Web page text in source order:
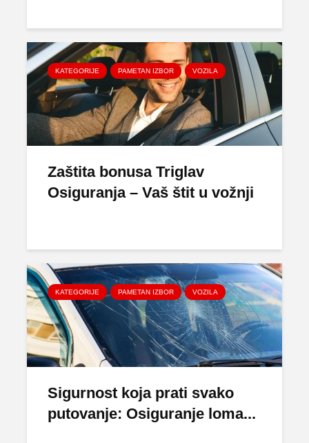
KATEGORIJE PAMETAN IZBOR VOZILA
Zaštita bonusa Triglav
Osiguranja – Vaš štit u vožnji
KATEGORIJE PAMETAN IZBOR VOZILA
Sigurnost koja prati svako
putovanje: Osiguranje loma...